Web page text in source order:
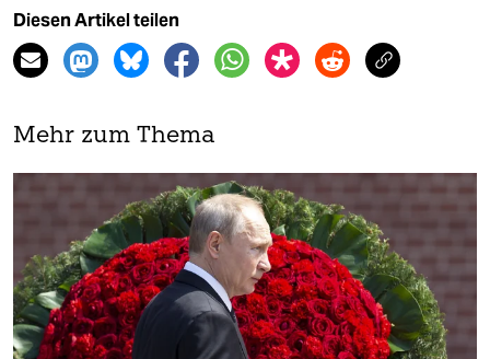
Diesen Artikel teilen
Mehr zum Thema